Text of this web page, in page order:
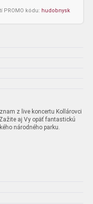
kódu: hudobnysk
z live koncertu Kollárovci
aj Vy opäť fantastickú
národného parku.